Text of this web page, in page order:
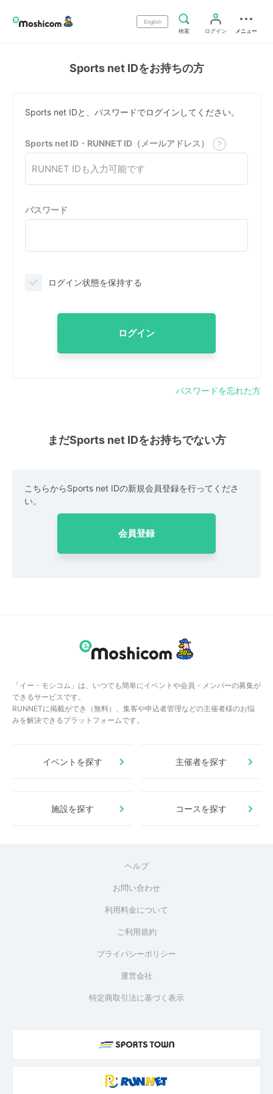
English
検索
ログイン メニュー
Sports net IDをお持ちの方
Sports net IDと、パスワードでログインしてください。
Sports net ID・RUNNET ID（メールアドレス）
パスワード
ログイン状態を保持する
ログイン
パスワードを忘れた方
まだSports net IDをお持ちでない方
こちらからSports net IDの新規会員登録を行ってくださ
い。
会員登録
「イー・モシコム」は、いつでも簡単にイベントや会員・メンバーの募集が
できるサービスです。
RUNNETに掲載ができ（無料）、集客や申込者管理などの主催者様のお悩
みを解決できるプラットフォームです。
イベントを探す 主催者を探す
施設を探す コースを探す
ヘルプ
お問い合わせ
利用料金について
ご利用規約
プライバシーポリシー
運営会社
特定商取引法に基づく表示